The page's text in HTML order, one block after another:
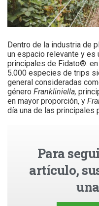
Dentro de la industria de
un espacio relevante y
principales de Fidato®.
5.000 especies de trips
general consideradas
género Frankliniella,
en mayor proporción, y
día una de las principales
Para
artículo,